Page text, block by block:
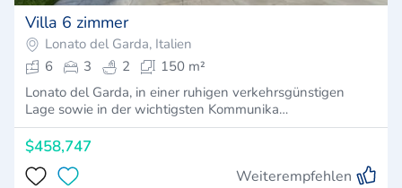
Villa 6 zimmer
Lonato del Garda, Italien
6
3 2
150 m²
Lonato del Garda, in einer ruhigen verkehrsgünstigen
Lage sowie in der wichtigsten Kommunika…
$458,747
Weiterempfehlen